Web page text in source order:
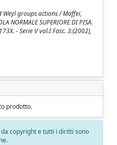
groups actions / Maffei,
NORMALE SUPERIORE DI PISA.
- Serie V vol.I Fasc. 3:(2002),
prodotto.
copyright e tutti i diritti sono